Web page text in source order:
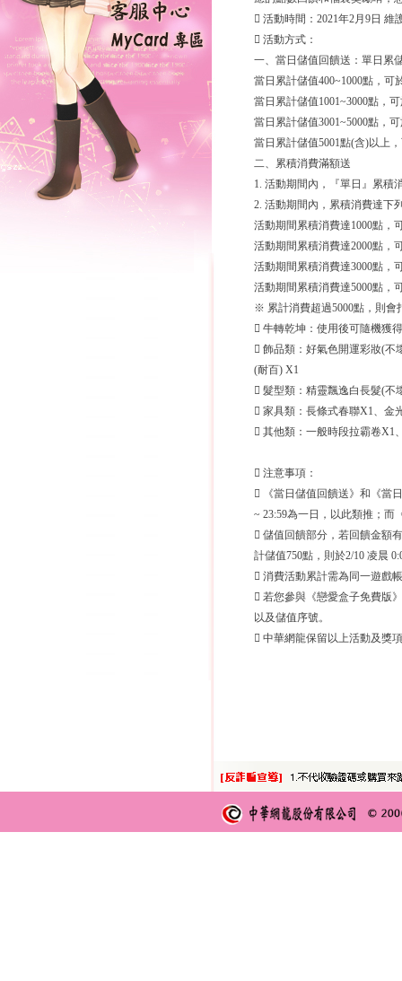
 活動時間：2021年2月9日 維
 活動方式：
一、當日儲值回饋送：單日累
當日累計儲值400~1000點，可
當日累計儲值1001~3000點，
當日累計儲值3001~5000點，
當日累計儲值5001點(含)以上
二、累積消費滿額送
1. 活動期間內，『單日』累積
2. 活動期間內，累積消費達下
活動期間累積消費達1000點，
活動期間累積消費達2000點，
活動期間累積消費達3000點，
活動期間累積消費達5000點，
※ 累計消費超過5000點，則會
 牛轉乾坤：使用後可隨機獲
 飾品類：好氣色開運彩妝(不
(耐百) X1
 髮型類：精靈飄逸白長髮(不
 家具類：長條式春聯X1、金
 其他類：一般時段拉霸卷X1
 注意事項：
 《當日儲值回饋送》和《當
~ 23:59為一日，以此類推；而
 儲值回饋部分，若回饋金額
計儲值750點，則於2/10 凌晨
 消費活動累計需為同一遊戲
 若您參與《戀愛盒子免費版
以及儲值序號。
 中華網龍保留以上活動及獎